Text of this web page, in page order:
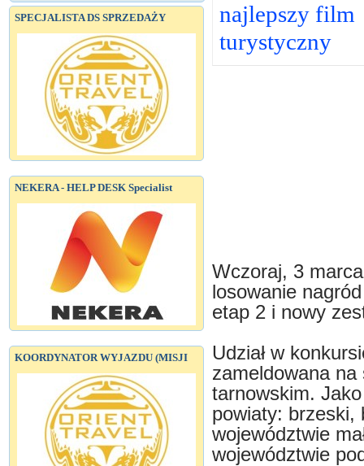
SPECJALISTA DS SPRZEDAŻY
NEKERA - HELP DESK Specialist
KOORDYNATOR WYJAZDU (MISJI
najlepszy film
turystyczny
Wczoraj, 3
losowanie
etap 2 i nowy
Udział w
zameldowana na
tarnowskim.
powiaty: brzeski,
województwie
województwie